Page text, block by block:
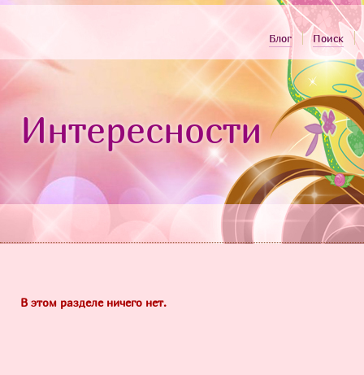
Блог Поиск
Интересности
В этом разделе ничего нет.